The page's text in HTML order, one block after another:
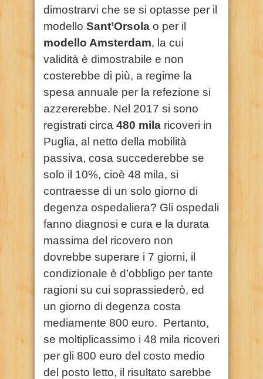
dimostrarvi che se si optasse per il
modello Sant’Orsola o per il
modello Amsterdam, la cui
validità è dimostrabile e non
costerebbe di più, a regime la
spesa annuale per la refezione si
azzererebbe. Nel 2017 si sono
registrati circa 480 mila ricoveri in
Puglia, al netto della mobilità
passiva, cosa succederebbe se
solo il 10%, cioè 48 mila, si
contraesse di un solo giorno di
degenza ospedaliera? Gli ospedali
fanno diagnosi e cura e la durata
massima del ricovero non
dovrebbe superare i 7 giorni, il
condizionale è d’obbligo per tante
ragioni su cui soprassiederò, ed
un giorno di degenza costa
mediamente 800 euro. Pertanto,
se moltiplicassimo i 48 mila ricoveri
per gli 800 euro del costo medio
del posto letto, il risultato sarebbe